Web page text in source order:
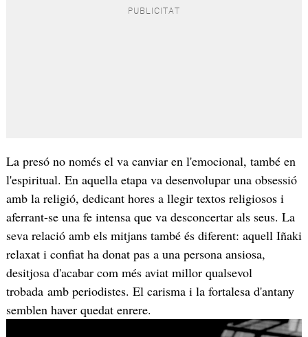
La presó no només el va canviar en l'emocional, també en
l'espiritual. En aquella etapa va desenvolupar una obsessió
amb la religió, dedicant hores a llegir textos religiosos i
aferrant-se una fe intensa que va desconcertar als seus. La
seva relació amb els mitjans també és diferent: aquell Iñaki
relaxat i confiat ha donat pas a una persona ansiosa,
desitjosa d'acabar com més aviat millor qualsevol
trobada amb periodistes. El carisma i la fortalesa d'antany
semblen haver quedat enrere.